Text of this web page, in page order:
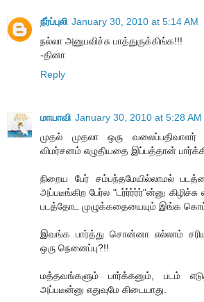
நீர்ப்புலி January 30, 2010 at 5:14 AM
நல்லா அனுபவிச்சு பாத்துருக்கிங்க!!!
-தினா
Reply
மாயாவி January 30, 2010 at 5:28 AM
முதல் முதலா ஒரு வலைப்பதிவாளர்
விமர்சனம் எழுதியதை இப்பத்தான்
நிறைய பேர் சம்பந்தமேயில்லாமல்
அப்படீங்கிற பேர்ல "டர்ர்ர்ர்ர்"ன்னு கிழிச்சு
படத்தோட முழுக்கதையையும் இங்க
இவங்க பார்த்து சொன்னா எல்லாம்
ஒரு நெனைப்பு?!!
மத்தவங்களும் பார்க்கனும், படம்
அப்படீன்னு எதுவுமே கிடையாது.